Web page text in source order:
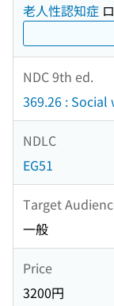
老人性認知症
NDC 9th ed.
369.26 : Social
NDLC
EG51
Target
一般
Price
3200円